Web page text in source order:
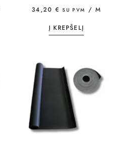
34,20€ SU PVM
/ M
Į KREPŠELĮ